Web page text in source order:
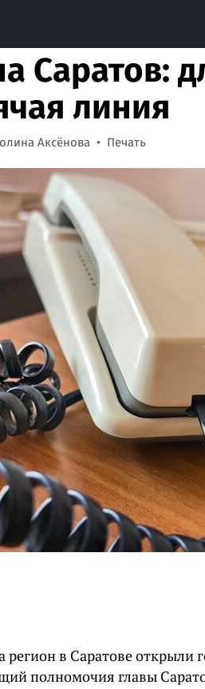
Саратов:
линия
Аксёнова Печать
регион в Саратове
полномочия главы